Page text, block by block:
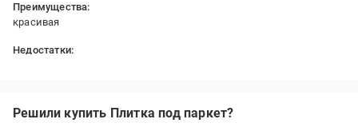
Преимущества:
красивая
Недостатки:
Решили купить Плитка под паркет?